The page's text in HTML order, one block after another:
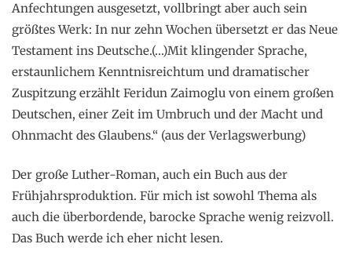
Anfechtungen ausgesetzt, vollbringt aber auch sein
größtes Werk: In nur zehn Wochen übersetzt er das Neue
Testament ins Deutsche.(…)Mit klingender Sprache,
erstaunlichem Kenntnisreichtum und dramatischer
Zuspitzung erzählt Feridun Zaimoglu von einem großen
Deutschen, einer Zeit im Umbruch und der Macht und
Ohnmacht des Glaubens.“ (aus der Verlagswerbung)
Der große Luther-Roman, auch ein Buch aus der
Frühjahrsproduktion. Für mich ist sowohl Thema als
auch die überbordende, barocke Sprache wenig reizvoll.
Das Buch werde ich eher nicht lesen.